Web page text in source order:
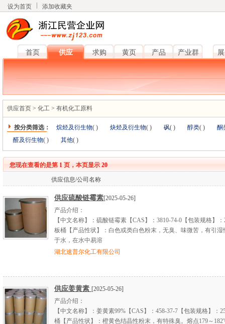
设为首页 添加收藏夹
首页 供应 求购 黄页 产品 产业群
供应首页 > 化工 > 有机化工原料
按分类筛选： 烷烃及衍生物( ) 炔烃及衍生物( ) 砜( ) 醇类( )
酮
醛及衍生物( ) 其他( )
您现在查看的是第 1 页，本页显示 20
供应信息/公司名称
供应硫酸链霉素[2025-05-26]
产品介绍：
【中文名称】：硫酸链霉素【CAS】：3810-74-0【包装规格】
板桶【产品性状】：白色或类白色粉末，无臭、味微苦，有引湿
于水，在水中易溶
湖北速普尔化工有限公司
供应姜黄素 [2025-05-26]
产品介绍：
【中文名称】：姜黄素99%【CAS】：458-37-7【包装规格】：
桶【产品性状】：橙黄色结晶性粉末，有特殊臭。熔点179～